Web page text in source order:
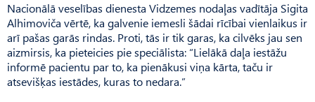
Nacionālā veselības dienesta Vidzemes nodaļas vadītāja Sigita
Alhimoviča vērtē, ka galvenie iemesli šādai rīcībai vienlaikus ir
arī pašas garās rindas. Proti, tās ir tik garas, ka cilvēks jau sen
aizmirsis, ka pieteicies pie speciālista: “Lielākā daļa iestāžu
informē pacientu par to, ka pienākusi viņa kārta, taču ir
atsevišķas iestādes, kuras to nedara.”